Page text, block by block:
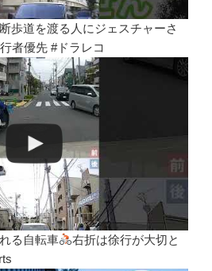
歩道を渡る人にジェスチャーさ
者優先 #ドラレコ
る自転車
右折は徐行が大切と